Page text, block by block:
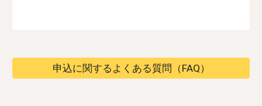
申込に関するよくある質問（FAQ）